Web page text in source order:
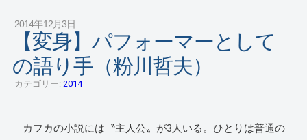
2014年12月3日
【変身】パフォーマーとして
の語り手（粉川哲夫）
カテゴリー: 2014
カフカの小説には〝主人公〟が3人いる。ひとりは普通の